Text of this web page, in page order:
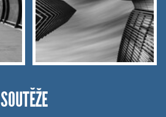
SOUTĚŽE